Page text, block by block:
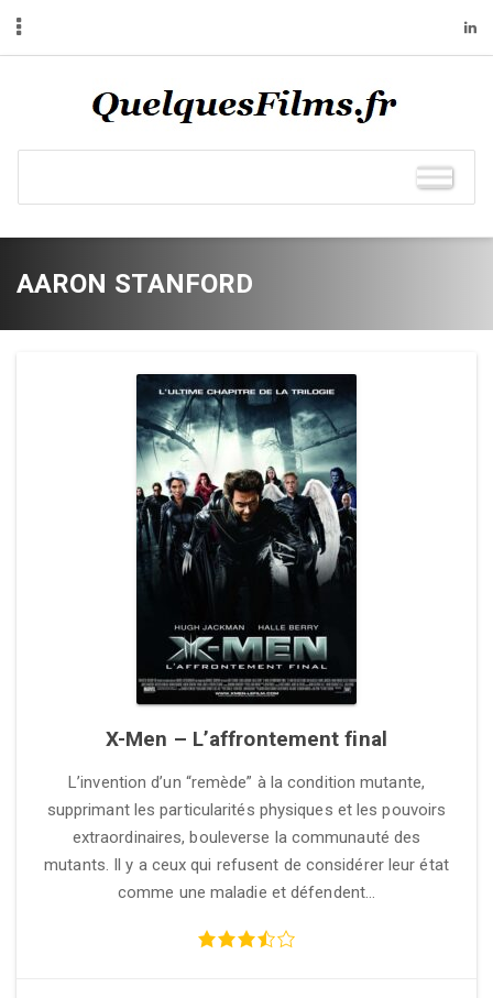
AARON STANFORD
X-Men – L’affrontement final
L’invention d’un “remède” à la condition mutante,
supprimant les particularités physiques et les pouvoirs
extraordinaires, bouleverse la communauté des
mutants. Il y a ceux qui refusent de considérer leur état
comme une maladie et défendent…